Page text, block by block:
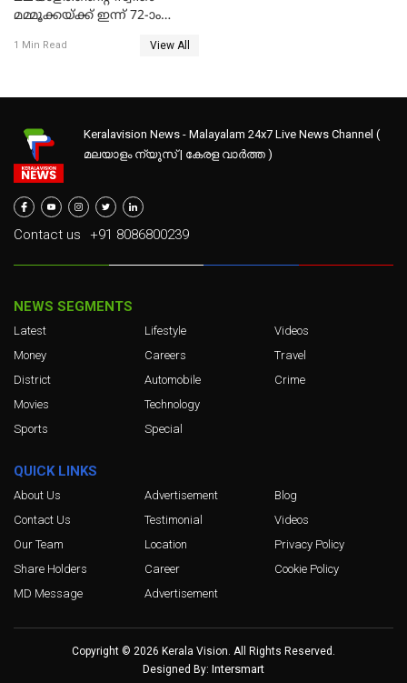
മമ്മൂക്കയ്ക്ക് ഇന്ന് 72-ാം
1 Min Read View All
Keralavision News - Malayalam 24x7 Live News Channel (
മലയാളം ന്യൂസ് | കേരള വാർത്ത )
Contact us +91 8086800239
NEWS SEGMENTS
Latest
Money
District
Movies
Sports
Lifestyle
Careers
Automobile
Technology
Special
Videos
Travel
Crime
QUICK LINKS
About Us
Contact Us
Our Team
Share Holders
MD Message
Advertisement
Testimonial
Location
Career
Advertisement
Blog
Videos
Privacy Policy
Cookie Policy
Copyright © 2026 Kerala Vision. All Rights Reserved.
Designed By: Intersmart